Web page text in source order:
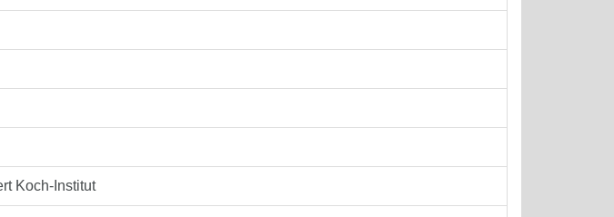
Koch-Institut